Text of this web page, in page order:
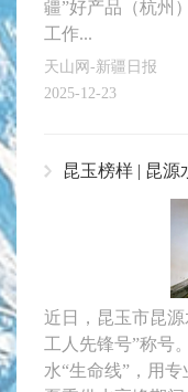
疆”好产品（杭州
工作...
天山网-新疆日报
2025-12-23
近日，昆玉市昆
工人先锋号”称号
水“生命线”，用